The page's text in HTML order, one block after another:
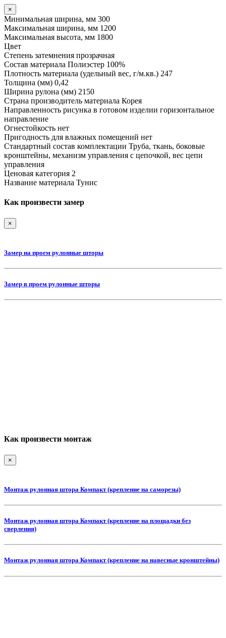
×
Минимальная ширина, мм 300
Максимальная ширина, мм 1200
Максимальная высота, мм 1800
Цвет
Степень затемнения прозрачная
Состав материала Полиэстер 100%
Плотность материала (удельный вес, г/м.кв.) 247
Толщина (мм) 0,42
Ширина рулона (мм) 2150
Страна производитель материала Корея
Направленность рисунка в готовом изделии горизонтальное
направление
Огнестойкость нет
Пригодность для влажных помещений нет
Стандартный состав комплектации Труба, ткань, боковые
кронштейны, механизм управления с цепочкой, вес цепи
управления
Ценовая категория 2
Название материала Тунис
Как произвести замер
×
Замер на проем рулонные шторы
Замер в проем рулонные шторы
Как произвести монтаж
×
Монтаж рулонная штора Компакт (крепление на саморезы)
Монтаж рулонная штора Компакт (крепление на площадки без
сверления)
Монтаж рулонная штора Компакт (крепление на навесные кронштейны)